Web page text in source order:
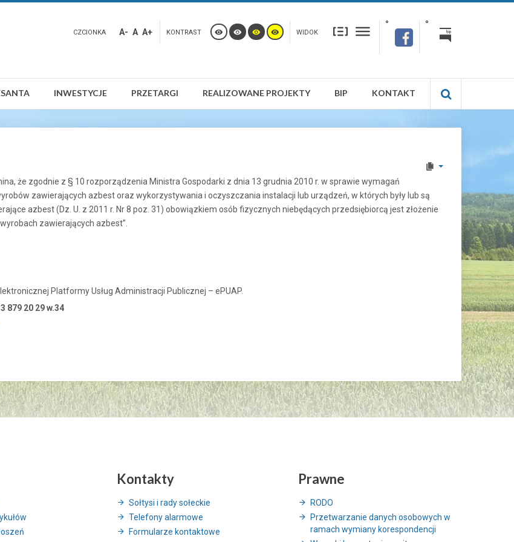
CZCIONKA A- A A+ KONTRAST WIDOK
INWESTYCJE PRZETARGI REALIZOWANE PROJEKTY BIP KONTAKT
że zgodnie z § 10 rozporządzenia Ministra Gospodarki z dnia 13 grudnia 2010 r. w sprawie wymagań
zawierających azbest oraz wykorzystywania i oczyszczania instalacji lub urządzeń, w których były lub są
azbest (Dz. U. z 2011 r. Nr 8 poz. 31) obowiązkiem osób fizycznych niebędących przedsiębiorcą jest złożenie
zawierających azbest”.
Platformy Usług Administracji Publicznej – ePUAP.
879 20 29 w.34
Kontakty
Sołtysi i rady sołeckie
Telefony alarmowe
Formularze kontaktowe
Prawne
RODO
Przetwarzanie danych osobowych w
ramach wymiany korespondencji